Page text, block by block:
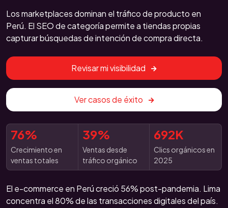
Los marketplaces dominan el tráfico de producto en
Perú. El SEO de categoría permite a tiendas propias
capturar búsquedas de intención de compra directa.
Revisar mi visibilidad
Ver casos de éxito
76%
Crecimiento en
ventas totales
39%
Ventas desde
tráfico orgánico
692K
Clics orgánicos en
2025
El e-commerce en Perú creció 56% post-pandemia. Lima
concentra el 80% de las transacciones digitales del país.